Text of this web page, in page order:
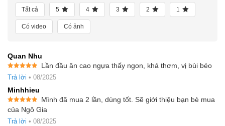
Tất cả 5 4 3 2 1
Có video Có ảnh
Quan Nhu
Được xếp
hạng55
Lần đầu ăn cao ngựa thấy ngon, khá thơm, vị bùi béo
Trả lời • 08/2025
Minhhieu
Được xếp
hạng55
sao
Mình đã mua 2 lần, dùng tốt. Sẽ giới thiệu bạn bè mua
của Ngô Gia
Trả lời • 08/2025